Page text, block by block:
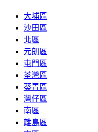
大埔區
沙田區
北區
元朗區
屯門區
荃灣區
葵青區
灣仔區
南區
離島區